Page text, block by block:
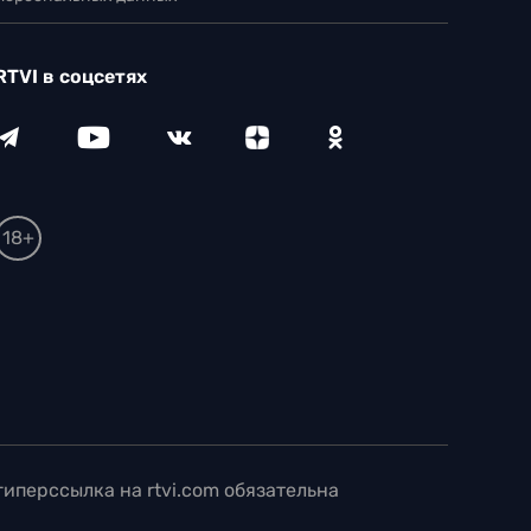
в соцсетях
18+
на rtvi.com обязательна